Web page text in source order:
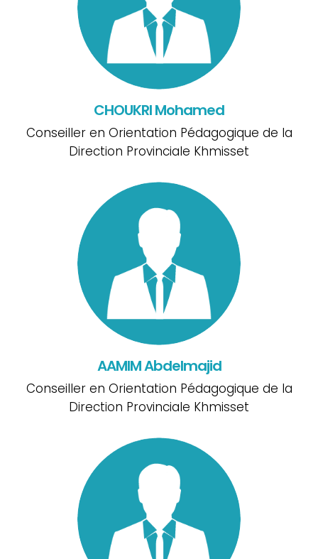
CHOUKRI Mohamed
Conseiller en Orientation Pédagogique de la
Direction Provinciale Khmisset
AAMIM Abdelmajid
Conseiller en Orientation Pédagogique de la
Direction Provinciale Khmisset